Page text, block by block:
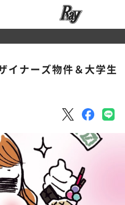
イナーズ物件＆大学生